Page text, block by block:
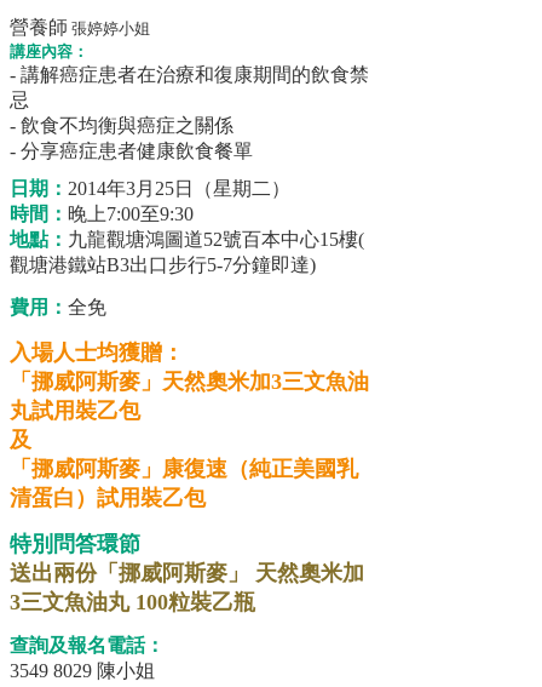
營養師 張婷婷小姐
講座內容：
- 講解癌症患者在治療和復康期間的飲食禁
忌
- 飲食不均衡與癌症之關係
- 分享癌症患者健康飲食餐單
日期： 2014年3月25日（星期二）
時間： 晚上7:00至9:30
地點： 九龍觀塘鴻圖道52號百本中心15樓(
觀塘港鐵站B3出口步行5-7分鐘即達)
費用： 全免
入場人士均獲贈：
「挪威阿斯麥」天然奧米加3三文魚油
丸試用裝乙包
及
「挪威阿斯麥」康復速（純正美國乳
清蛋白）試用裝乙包
特別問答環節
送出兩份「挪威阿斯麥」 天然奧米加
3三文魚油丸 100粒裝乙瓶
查詢及報名電話：
3549 8029 陳小姐